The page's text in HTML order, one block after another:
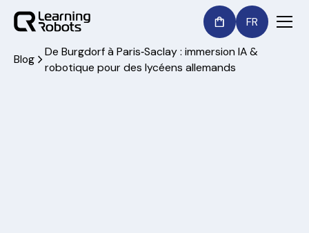
FR
Blog
De Burgdorf à Paris‑Saclay : immersion IA &
robotique pour des lycéens allemands